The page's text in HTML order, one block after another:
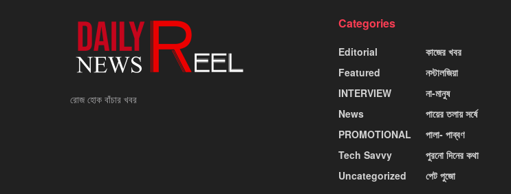
রোজ হোক বাঁচার খবর
Categories
Editorial
Featured
INTERVIEW
News
PROMOTIONAL
Tech Savvy
Uncategorized
কাজের খবর
নস্টালজিয়া
না-মানুষ
পায়ের তলায় সর্ষে
পালা- পাব্বণ
পুরনো দিনের কথা
পেট পুজো